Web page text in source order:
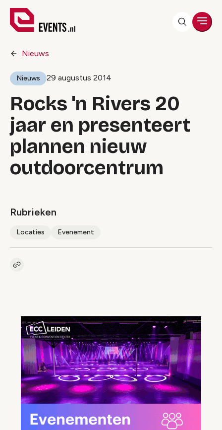
Nieuws
Nieuws 29 augustus 2014
Rocks 'n Rivers 20
jaar en presenteert
plannen nieuw
outdoorcentrum
Rubrieken
Locaties Evenement
Kopieer link naar artikel